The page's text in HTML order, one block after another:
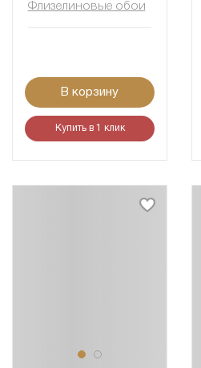
Флизелиновые обои
В корзину
Купить в 1 клик